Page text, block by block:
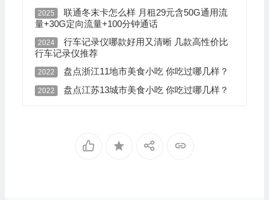
2025
联通冬末卡怎么样 月租29元含50G通用流
量+30G定向流量+100分钟通话
2024
行车记录仪哪款好用又清晰 几款高性价比
行车记录仪推荐
2022 盘点浙江11地市美食小吃 你吃过哪几样？
2022 盘点江苏13城市美食小吃 你吃过哪几样？